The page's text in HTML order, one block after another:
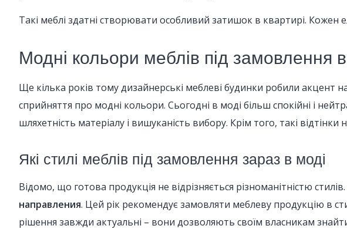
Такі меблі здатні створювати особливий затишок в квартирі. Кожен
Модні кольори меблів під замовлення в
Ще кілька років тому дизайнерські меблеві будинки робили
сприйняття про модні кольори. Сьогодні в моді більш спокійні і
шляхетність матеріалу і вишуканість вибору. Крім того, такі
Які стилі меблів під замовлення зараз в моді
Відомо, що готова продукція не відрізняється різноманітністю
направления. Цей рік рекомендує замовляти меблеву продукцію в
рішення завжди актуальні – вони дозволяють своїм власникам